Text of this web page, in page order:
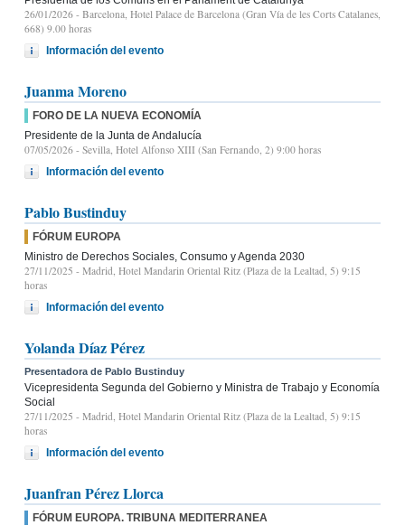
26/01/2026 - Barcelona, Hotel Palace de Barcelona (Gran Vía de les Corts Catalanes,
668) 9.00 horas
Información del evento
Juanma Moreno
FORO DE LA NUEVA ECONOMÍA
Presidente de la Junta de Andalucía
07/05/2026 - Sevilla, Hotel Alfonso XIII (San Fernando, 2) 9:00 horas
Información del evento
Pablo Bustinduy
FÓRUM EUROPA
Ministro de Derechos Sociales, Consumo y Agenda 2030
27/11/2025 - Madrid, Hotel Mandarin Oriental Ritz (Plaza de la Lealtad, 5) 9:15
horas
Información del evento
Yolanda Díaz Pérez
Presentadora de Pablo Bustinduy
Vicepresidenta Segunda del Gobierno y Ministra de Trabajo y Economía
Social
27/11/2025 - Madrid, Hotel Mandarin Oriental Ritz (Plaza de la Lealtad, 5) 9:15
horas
Información del evento
Juanfran Pérez Llorca
FÓRUM EUROPA. TRIBUNA MEDITERRANEA